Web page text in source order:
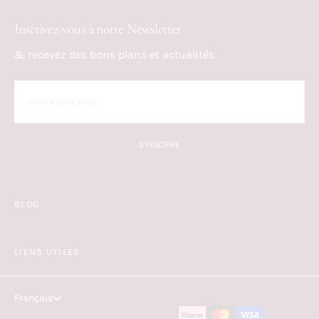
Inscrivez-vous à notre Newsletter
& recevez des bons plans et actualités
S'INSCRIRE
BLOG
LIENS UTILES
Français